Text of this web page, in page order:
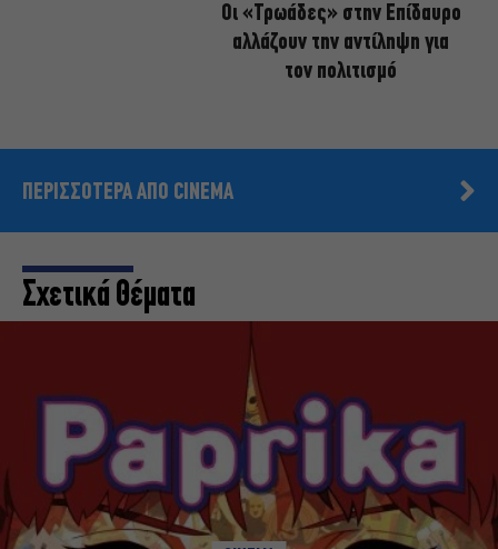
Οι «Τρωάδες» στην Επίδαυρο
αλλάζουν την αντίληψη για
τον πολιτισμό
ΠΕΡΙΣΣΟΤΕΡΑ ΑΠΟ CINEMA
Σχετικά Θέματα